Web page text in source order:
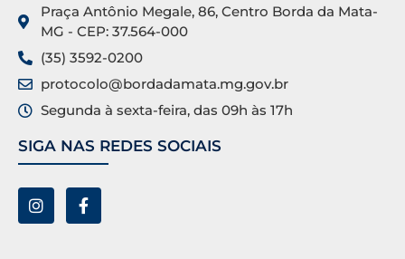
Praça Antônio Megale, 86, Centro Borda da Mata-
MG - CEP: 37.564-000
(35) 3592-0200
protocolo@bordadamata.mg.gov.br
Segunda à sexta-feira, das 09h às 17h
SIGA NAS REDES SOCIAIS